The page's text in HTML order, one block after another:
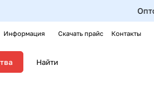
Информация Скачать прайс Контакты